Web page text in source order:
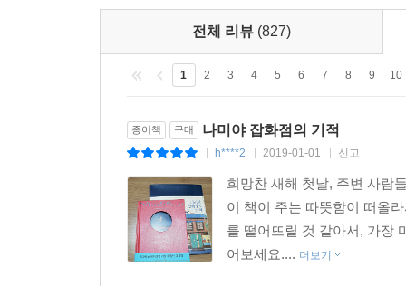
첫 번째 등장하는 고민 상담자는 살날이 얼마 안
간병에만 전념해야 할지 고민한다. 두 번째 상담
어느 아마추어 뮤지션이다. 병으로 쓰러진 아버
마지막으로, 고아인 자신을 돌봐준 분들에게 은
있는지를 묻는다.
이와 비슷한 고민은 우리 누구에게나 있다. 사
계속할 것인가 등등 살다보면 한번쯤은 마주하
가볍지 않다. 무엇보다 인생의 지도에서 내일에
전체 리뷰 (827)
1 2 3 4 5 6 7 8 9 10
종이책 구매 나미야 잡화점의 기적
h****2 2019-01-01 신고
희망찬 새해 첫날, 주변 사람
이 책이 주는 따뜻함이 떠올
를 떨어뜨릴 것 같아서, 가장
어보세요.... 더보기